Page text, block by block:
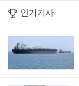
인기기사